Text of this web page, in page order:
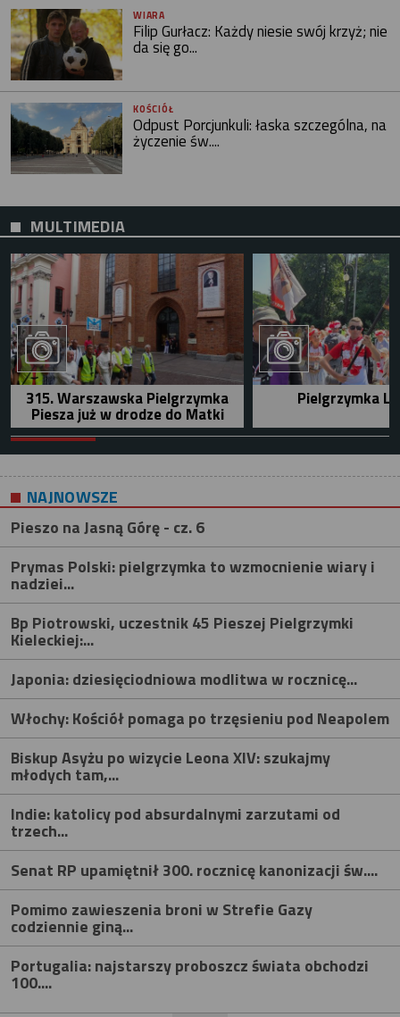
WIARA
Filip Gurłacz: Każdy niesie swój krzyż; nie
da się go...
KOŚCIÓŁ
Odpust Porcjunkuli: łaska szczególna, na
życzenie św....
MULTIMEDIA
315. Warszawska Pielgrzymka
Piesza już w drodze do Matki
Pielgrzymka
NAJNOWSZE
Pieszo na Jasną Górę - cz. 6
Prymas Polski: pielgrzymka to wzmocnienie wiary i
nadziei...
Bp Piotrowski, uczestnik 45 Pieszej Pielgrzymki
Kieleckiej:...
Japonia: dziesięciodniowa modlitwa w rocznicę...
Włochy: Kościół pomaga po trzęsieniu pod Neapolem
Biskup Asyżu po wizycie Leona XIV: szukajmy
młodych tam,...
Indie: katolicy pod absurdalnymi zarzutami od
trzech...
Senat RP upamiętnił 300. rocznicę kanonizacji św....
Pomimo zawieszenia broni w Strefie Gazy
codziennie giną...
Portugalia: najstarszy proboszcz świata obchodzi
100....